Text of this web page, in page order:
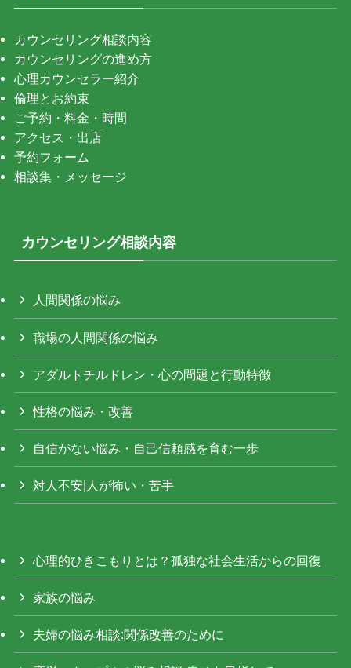
カウンセリング相談内容
カウンセリングの進め方
心理カウンセラー紹介
倫理とお約束
ご予約・料金・時間
アクセス・出店
予約フォーム
相談集・メッセージ
カウンセリング相談内容
人間関係の悩み
職場の人間関係の悩み
アダルトチルドレン・心の問題と行動特徴
性格の悩み・改善
自信がない悩み・自己信頼感を育む一歩
対人不安|人が怖い・苦手
心理的ひきこもりとは？孤独な社会生活からの回復
家族の悩み
夫婦の悩み相談:関係改善のために